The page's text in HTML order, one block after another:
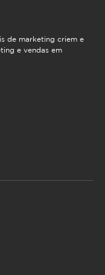
de marketing criem e
e vendas em